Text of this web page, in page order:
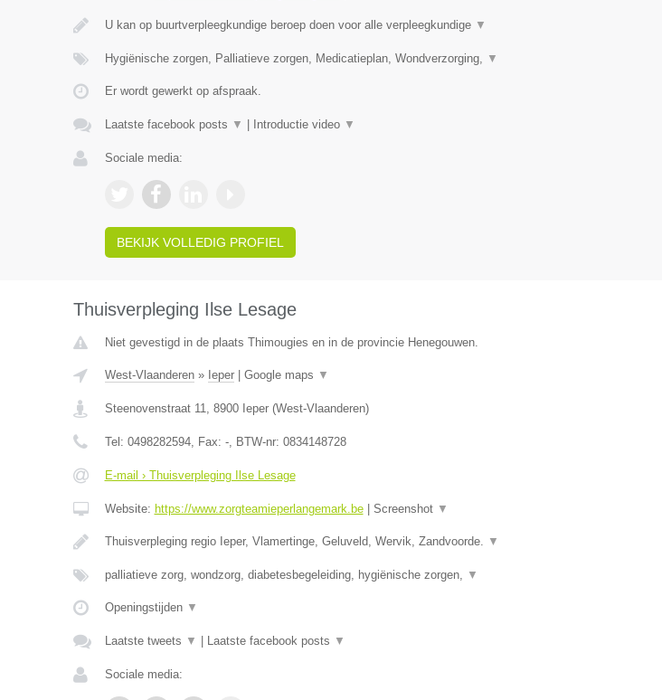
U kan op buurtverpleegkundige beroep doen voor alle verpleegkundige ▼
Hygiënische zorgen, Palliatieve zorgen, Medicatieplan, Wondverzorging, ▼
Er wordt gewerkt op afspraak.
Laatste facebook posts ▼ Introductie video ▼
Sociale media:
BEKIJK VOLLEDIG PROFIEL
Thuisverpleging Ilse Lesage
Niet gevestigd in de plaats Thimougies en in de provincie Henegouwen.
West-Vlaanderen» Ieper| Google maps ▼
Steenovenstraat 11, 8900 Ieper(West-Vlaanderen)
Tel: 0498282594, Fax: -, BTW-nr: 0834148728
E-mail › Thuisverpleging Ilse Lesage
Website: https://www.zorgteamieperlangemark.be| Screenshot ▼
Thuisverpleging regio Ieper, Vlamertinge, Geluveld, Wervik, Zandvoorde. ▼
palliatieve zorg, wondzorg, diabetesbegeleiding, hygiënische zorgen, ▼
Openingstijden ▼
Laatste tweets ▼ Laatste facebook posts ▼
Sociale media: